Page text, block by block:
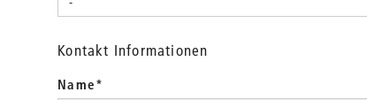
Kontakt Informationen
Name*